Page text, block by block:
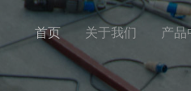
首页 关于我们 产品